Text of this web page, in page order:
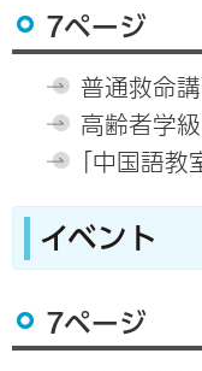
7ページ
普通救命
高齢者学
｢中国語教
イベント
7ページ